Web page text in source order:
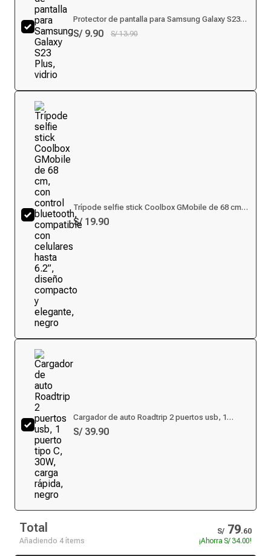
Protector de pantalla para Samsung Galaxy S23
Plus, vidrio
S/ 9.90 S/ 13.90
Trípode selfie stick Coolbox GMobile de 68 cm,
con control bluetooth, compatible con celulares
hasta 6.2”, diseño compacto y elegante, negro
S/ 19.90
Cargador de auto Roadtrip 2 puertos usb, 1
puerto tipo C, 30W, carga rápida, negro
S/ 39.90
Total S/ 79.60
Añadiendo 4 ítems
¡AhorraS/ 34.00!